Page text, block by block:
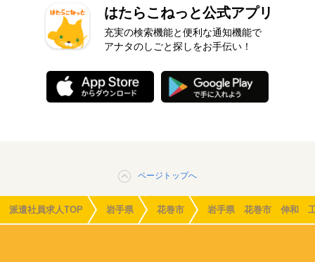
はたらこねっと公式アプリ
充実の検索機能と便利な通知機能で
アナタのしごと探しをお手伝い！
ページトップへ
派遣社員求人TOP 岩手県 花巻市 岩手県 花巻市 伸和 工